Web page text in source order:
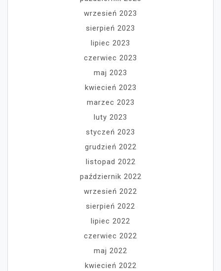
wrzesień 2023
sierpień 2023
lipiec 2023
czerwiec 2023
maj 2023
kwiecień 2023
marzec 2023
luty 2023
styczeń 2023
grudzień 2022
listopad 2022
październik 2022
wrzesień 2022
sierpień 2022
lipiec 2022
czerwiec 2022
maj 2022
kwiecień 2022